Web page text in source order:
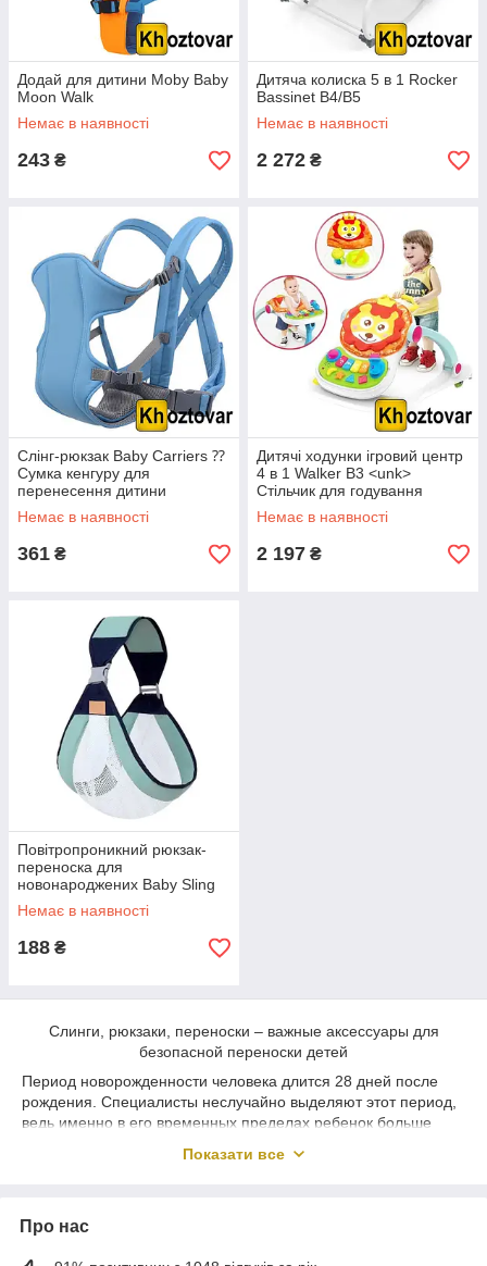
Додай для дитини Moby Baby
Moon Walk
Немає в наявності
243 ₴
Дитяча колиска 5 в 1 Rocker
Bassinet B4/В5
Немає в наявності
2 272 ₴
Слінг-рюкзак Baby Carriers ⁇
Сумка кенгуру для
перенесення дитини
Немає в наявності
361 ₴
Дитячі ходунки ігровий центр
4 в 1 Walker B3 <unk>
Стільчик для годування
Немає в наявності
2 197 ₴
Повітропроникний рюкзак-
переноска для
новонароджених Baby Sling
AND182
Немає в наявності
188 ₴
Слинги, рюкзаки, переноски – важные аксессуары для
безопасной переноски детей
Период новорожденности человека длится 28 дней после
рождения. Специалисты неслучайно выделяют этот период,
ведь именно в его временных пределах ребенок больше
комфорта малыша, мамы и папы. В этом возрасте, детки
Показати все
Про нас